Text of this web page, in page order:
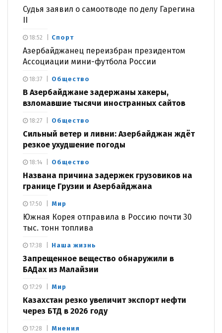
Судья заявил о самоотводе по делу Гарегина
Спорт
Азербайджанец переизбран президентом
Ассоциации мини-футбола России
18:52
Общество
В Азербайджане задержаны хакеры,
взломавшие тысячи иностранных сайтов
18:37
Общество
Сильный ветер и ливни: Азербайджан ждёт
резкое ухудшение погоды
18:27
Общество
Названа причина задержек грузовиков на
границе Грузии и Азербайджана
18:14
Мир
Южная Корея отправила в Россию почти 30
тыс. тонн топлива
17:50
Наша жизнь
Запрещенное вещество обнаружили в
БАДах из Малайзии
17:38
Мир
Казахстан резко увеличит экспорт нефти
через БТД в 2026 году
17:29
Мнения
17:28